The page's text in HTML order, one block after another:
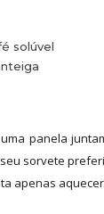
solúvel
panela
sorvete
apenas